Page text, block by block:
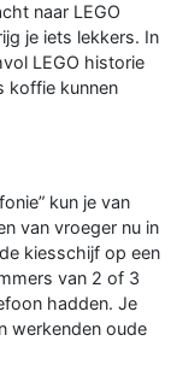
naar LEGO
je iets lekkers. In
LEGO historie
koffie kunnen
kun je van
van vroeger nu in
kiesschijf op een
van 2 of 3
hadden. Je
werkenden oude